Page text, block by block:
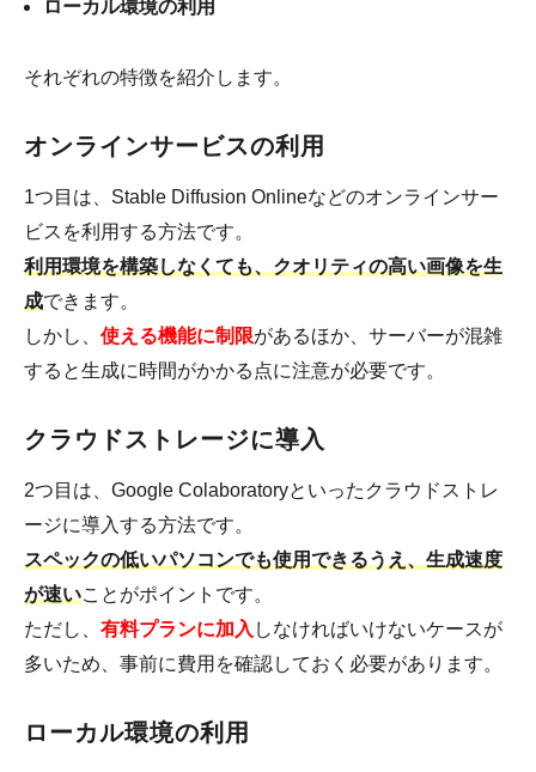
ローカル環境の利用
それぞれの特徴を紹介します。
オンラインサービスの利用
1つ目は、Stable Diffusion Onlineなどのオンラインサー
ビスを利用する方法です。
利用環境を構築しなくても、クオリティの高い画像を生
成できます。
しかし、 使える機能に制限があるほか、サーバーが混雑
すると生成に時間がかかる点に注意が必要です。
クラウドストレージに導入
2つ目は、Google Colaboratoryといったクラウドストレ
ージに導入する方法です。
スペックの低いパソコンでも使用できるうえ、生成速度
が速いことがポイントです。
ただし、 有料プランに加入 しなければいけないケースが
多いため、事前に費用を確認しておく必要があります。
ローカル環境の利用